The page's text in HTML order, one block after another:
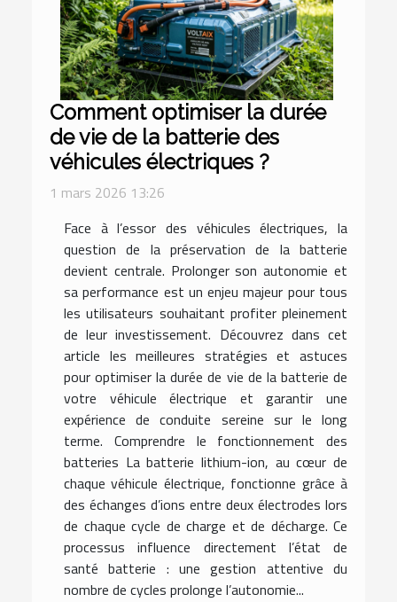
Comment optimiser la durée
de vie de la batterie des
véhicules électriques ?
1 mars 2026 13:26
Face à l’essor des véhicules électriques, la
question de la préservation de la batterie
devient centrale. Prolonger son autonomie et
sa performance est un enjeu majeur pour tous
les utilisateurs souhaitant profiter pleinement
de leur investissement. Découvrez dans cet
article les meilleures stratégies et astuces
pour optimiser la durée de vie de la batterie de
votre véhicule électrique et garantir une
expérience de conduite sereine sur le long
terme. Comprendre le fonctionnement des
batteries La batterie lithium-ion, au cœur de
chaque véhicule électrique, fonctionne grâce à
des échanges d’ions entre deux électrodes lors
de chaque cycle de charge et de décharge. Ce
processus influence directement l’état de
santé batterie : une gestion attentive du
nombre de cycles prolonge l’autonomie...